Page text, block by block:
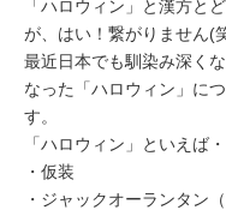
「ハロウィン」と漢方と
が、はい！繋がりません(
最近日本でも馴染み深く
なった「ハロウィン」に
す。
「ハロウィン」といえば・
・仮装
・ジャックオーランタン